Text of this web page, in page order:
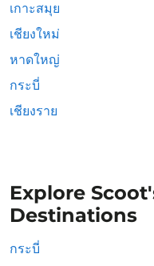
เกาะสมุย
เชียงใหม่
หาดใหญ่
กระบี่
เชียงราย
Explore
Destinations
กระบี่